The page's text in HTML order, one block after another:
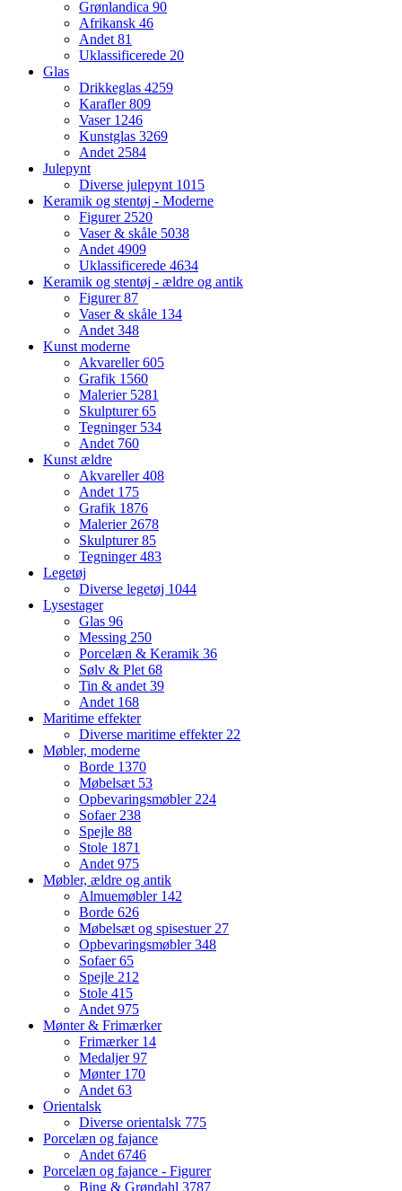
Grønlandica 90
Afrikansk 46
Andet81
Uklassificerede 20
Glas
Drikkeglas 4259
Karafler809
Vaser 1246
Kunstglas 3269
Andet2584
Julepynt
Diverse julepynt 1015
Keramik og stentøj - Moderne
Figurer2520
Vaser & skåle 5038
Andet4909
Uklassificerede 4634
Keramik og stentøj - ældre og antik
Figurer87
Vaser & skåle 134
Andet348
Kunst moderne
Akvareller605
Grafik 1560
Malerier 5281
Skulpturer65
Tegninger 534
Andet 760
Kunst ældre
Akvareller408
Andet 175
Grafik 1876
Malerier2678
Skulpturer85
Tegninger483
Legetøj
Diverse legetøj 1044
Lysestager
Glas 96
Messing 250
Porcelæn & Keramik 36
Sølv & Plet68
Tin & andet39
Andet 168
Maritime effekter
Diverse maritime effekter22
Møbler, moderne
Borde 1370
Møbelsæt 53
Opbevaringsmøbler224
Sofaer238
Spejle 88
Stole 1871
Andet975
Møbler, ældre og antik
Almuemøbler 142
Borde 626
Møbelsæt og spisestuer27
Opbevaringsmøbler348
Sofaer65
Spejle 212
Stole 415
Andet975
Mønter & Frimærker
Frimærker 14
Medaljer97
Mønter 170
Andet63
Orientalsk
Diverse orientalsk 775
Porcelæn og fajance
Andet6746
Porcelæn og fajance - Figurer
Bing & Grøndahl 3787